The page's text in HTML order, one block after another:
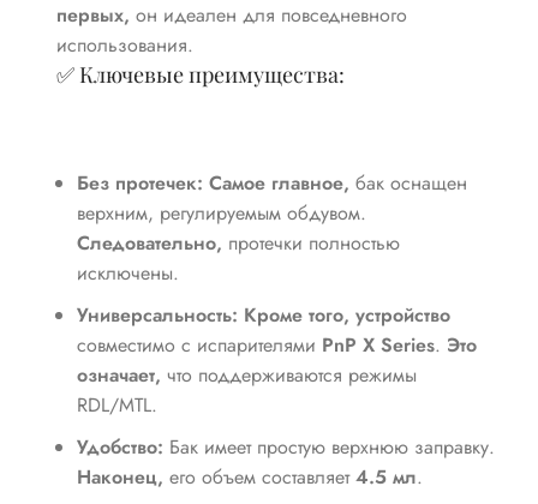
первых, он идеален для повседневного
использования.
✅ Ключевые преимущества:
Без протечек: Самое главное, бак оснащен
верхним, регулируемым обдувом.
Следовательно, протечки полностью
исключены.
Универсальность: Кроме того, устройство
совместимо с испарителями PnP X Series. Это
означает, что поддерживаются режимы
RDL/MTL.
Удобство: Бак имеет простую верхнюю заправку.
Наконец, его объем составляет4.5 мл.